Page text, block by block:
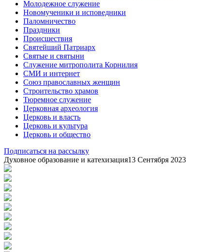
Молодежное служение
Новомученики и исповедники
Паломничество
Праздники
Происшествия
Святейший Патриарх
Святые и святыни
Служение митрополита Корнилия
СМИ и интернет
Союз православных женщин
Строительство храмов
Тюремное служение
Церковная археология
Церковь и власть
Церковь и культура
Церковь и общество
Подписаться на рассылку
Духовное образование и катехизация13 Сентября 2023